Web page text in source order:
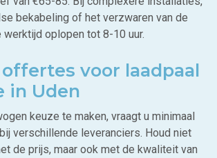
bekabeling of het verzwaren van de
werktijd oplopen tot 8-10 uur.
voor laadpaal
in Uden
keuze te maken, vraagt u minimaal
verschillende leveranciers. Houd niet
de prijs, maar ook met de kwaliteit van